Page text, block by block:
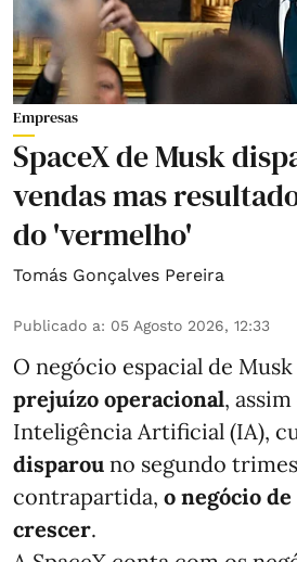
Empresas
SpaceX de Musk
vendas mas
do 'vermelho'
Tomás Gonçalves Pereira
Publicado a: 05 Agosto 2026, 12:33
O negócio espacial de
prejuízo operacional,
Inteligência Artificial (IA),
disparou no segundo
contrapartida, o negócio de
crescer.